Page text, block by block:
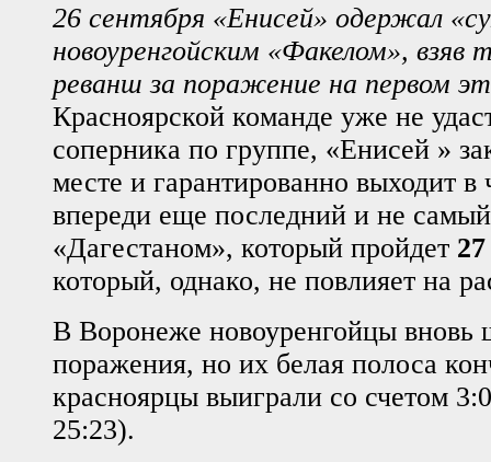
26 сентября «Енисей» одержал
новоуренгойским «Факелом», взяв
реванш за поражение на первом
Красноярской команде уже не
соперника по группе, «Енисей »
месте и гарантированно выходит в
впереди еще последний и не
«Дагестаном», который пройдет
который, однако, не повлияет на
В Воронеже новоуренгойцы вновь
поражения, но их белая полоса
красноярцы выиграли со счетом
25:23).